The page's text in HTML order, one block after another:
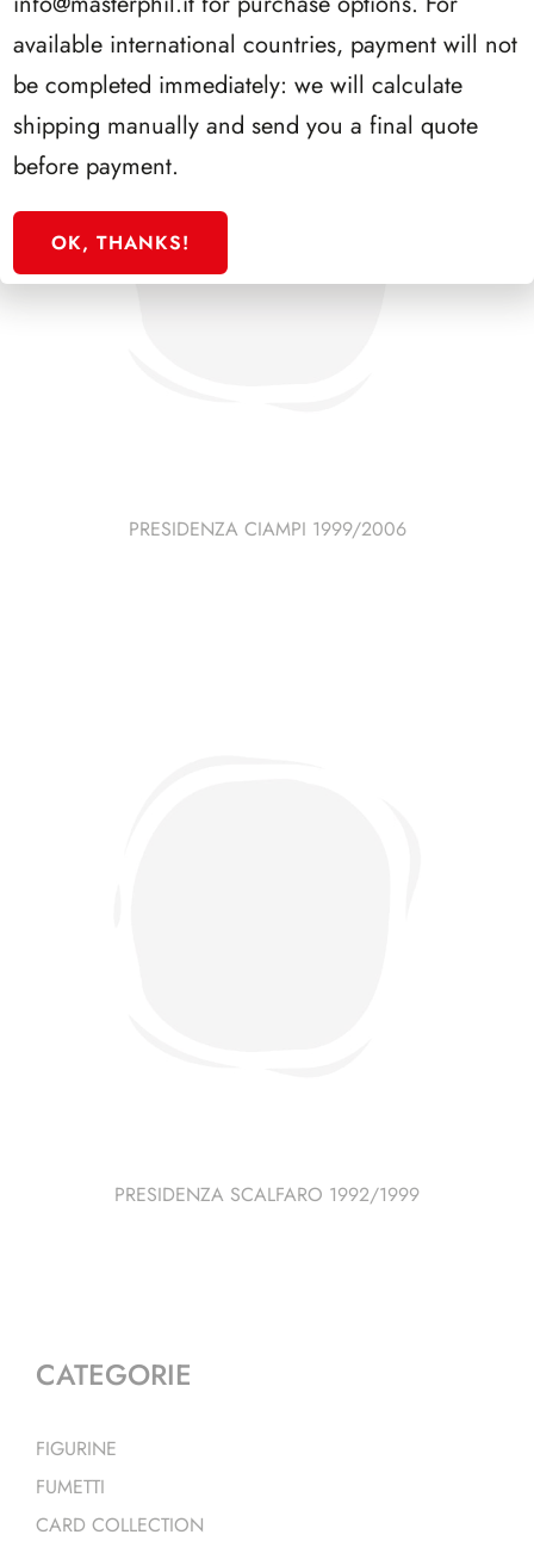
PRESIDENZA CIAMPI 1999/2006
PRESIDENZA SCALFARO 1992/1999
CATEGORIE
FIGURINE
FUMETTI
CARD COLLECTION
available international countries, payment will not
be completed immediately: we will calculate
shipping manually and send you a final quote
before payment.
OK, THANKS!